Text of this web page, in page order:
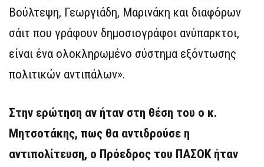
Βούλτεψη, Γεωργιάδη, Μαρινάκη και διαφόρων
σάιτ που γράφουν δημοσιογράφοι ανύπαρκτοι,
είναι ένα ολοκληρωμένο σύστημα εξόντωσης
πολιτικών αντιπάλων».
Στην ερώτηση αν ήταν στη θέση του ο κ.
Μητσοτάκης, πως θα αντιδρούσε η
αντιπολίτευση, ο Πρόεδρος του ΠΑΣΟΚ ήταν